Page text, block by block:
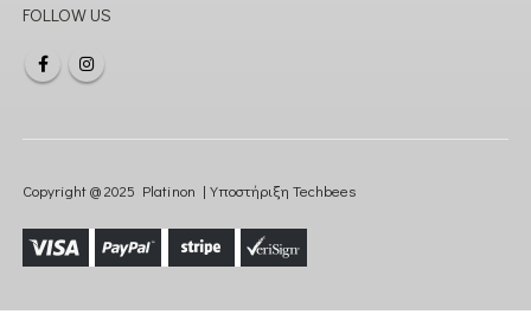
FOLLOW US
Copyright @ 2025 Platinon | Υποστήριξη Techbees